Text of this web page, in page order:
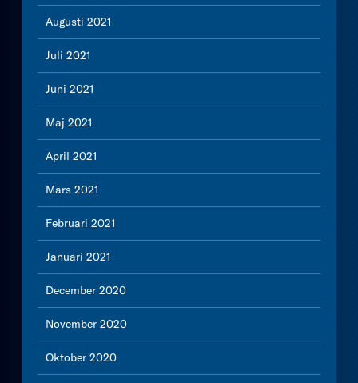
Augusti 2021
Juli 2021
Juni 2021
Maj 2021
April 2021
Mars 2021
Februari 2021
Januari 2021
December 2020
November 2020
Oktober 2020